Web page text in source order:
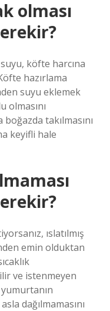
olması
köfte harcına
hazırlama
suyu eklemek
olmasını
takılmasını
keyifli hale
ıslatılmış
emin olduktan
ve istenmeyen
dağılmamasını